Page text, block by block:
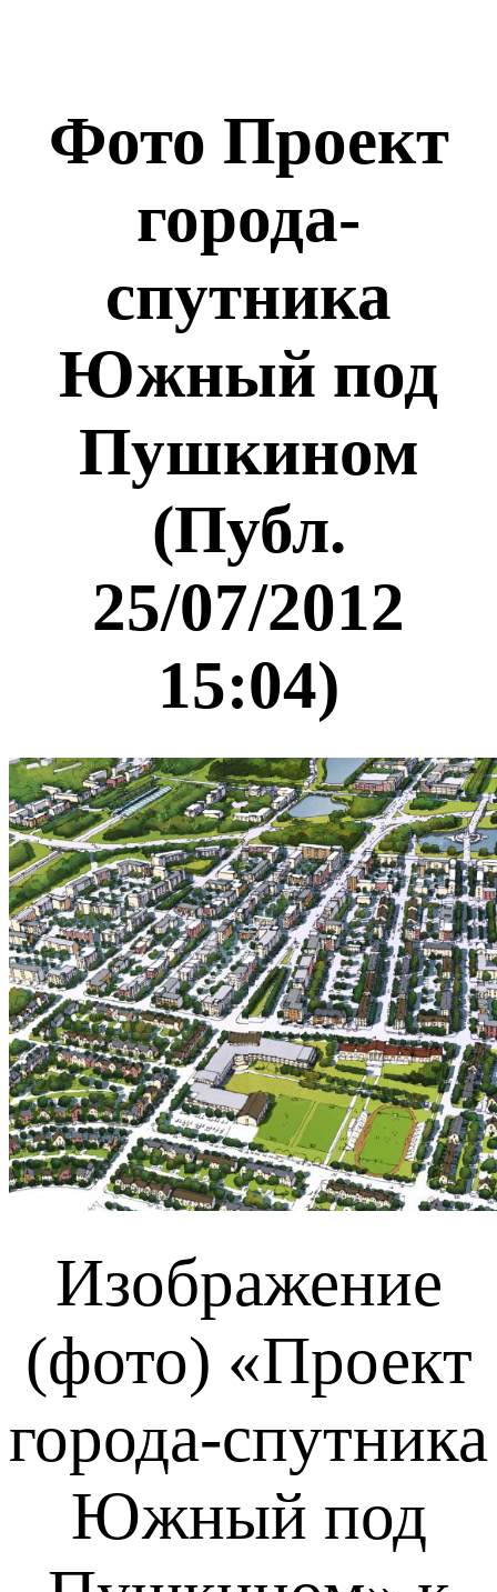
Фото Проект
города-
спутника
Южный под
Пушкином
(Публ.
25/07/2012
15:04)
Изображение
(фото) «Проект
города-спутника
Южный под